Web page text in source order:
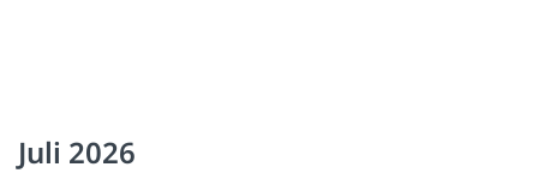
Juli 2026